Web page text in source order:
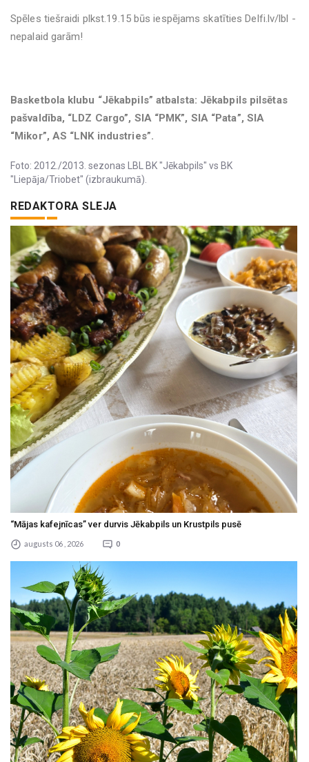
Spēles tiešraidi plkst.19.15 būs iespējams skatīties Delfi.lv/lbl -
nepalaid garām!
Basketbola klubu “Jēkabpils” atbalsta: Jēkabpils pilsētas
pašvaldība, “LDZ Cargo”, SIA “PMK”, SIA “Pata”, SIA
“Mikor”, AS “LNK industries”.
Foto: 2012./2013. sezonas LBL BK "Jēkabpils" vs BK
"Liepāja/Triobet" (izbraukumā).
REDAKTORA SLEJA
“Mājas kafejnīcas” ver durvis Jēkabpils un Krustpils pusē
augusts 06 , 2026 0